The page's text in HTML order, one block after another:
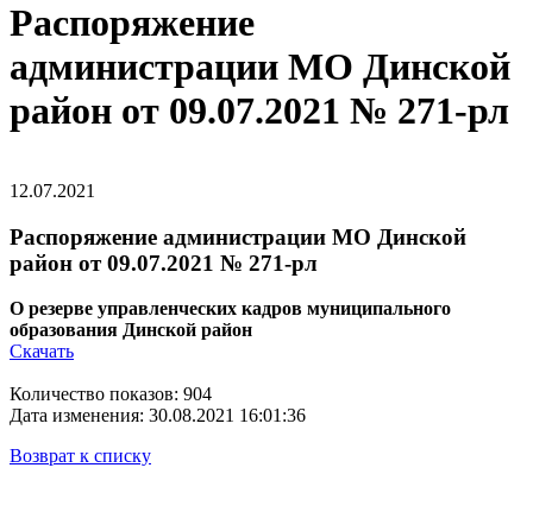
Распоряжение
администрации МО Динской
район от 09.07.2021 № 271-рл
12.07.2021
Распоряжение администрации МО Динской
район от 09.07.2021 № 271-рл
О резерве управленческих кадров муниципального
образования Динской район
Скачать
Количество показов: 904
Дата изменения: 30.08.2021 16:01:36
Возврат к списку